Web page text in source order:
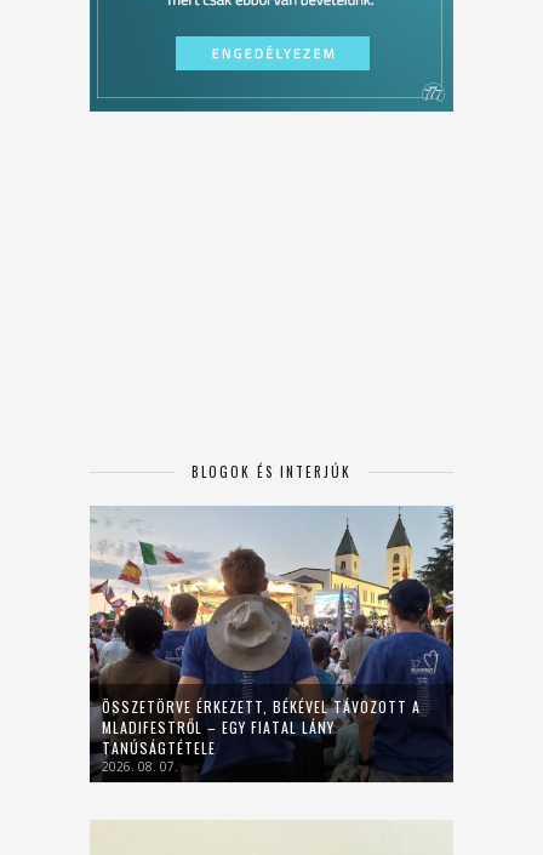
BLOGOK ÉS INTERJÚK
ÖSSZETÖRVE ÉRKEZETT, BÉKÉVEL TÁVOZOTT A
MLADIFESTRŐL – EGY FIATAL LÁNY
TANÚSÁGTÉTELE
2026. 08. 07.